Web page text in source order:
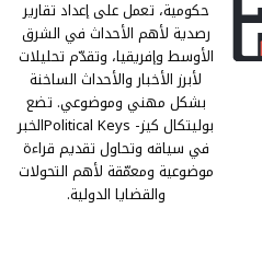
حكومية، تعمل على إعداد تقارير
رصدية لأهم الأحداث في الشرق
الأوسط وإفريقيا، وتقدّم تحليلات
لأبرز الأخبار والأحداث الساخنة
بشكل مهني وموضوعي. تضع
بوليتكال كيز- Political Keysالخبر
في سياقه وتحاول تقديم قراءة
موضوعية ومعمّقة لأهم التحولات
والقضايا الدولية.